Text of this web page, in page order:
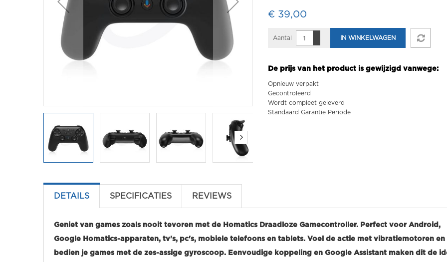
€ 39,00
Aantal IN WINKELWAGEN
De prijs van het product is gewijzigd vanwege:
Opnieuw verpakt
Gecontroleerd
Wordt compleet geleverd
Standaard Garantie Periode
DETAILS SPECIFICATIES REVIEWS
Geniet van games zoals nooit tevoren met de Homatics Draadloze Gamecontroller. Perfect voor Android,
Google Homatics-apparaten, tv's, pc's, mobiele telefoons en tablets. Voel de actie met vibratiemotoren en
bedien je games met de zes-assige gyroscoop. Eenvoudige koppeling en Google Assistant maken dit de